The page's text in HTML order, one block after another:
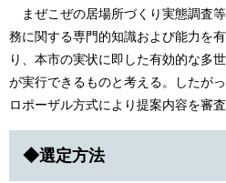
まぜこぜの居場所づくり実態調査
務に関する専門的知識および能力を
り、本市の実状に即した有効的な多
が実行できるものと考える。したが
ロポーザル方式により提案内容を審
◆選定方法